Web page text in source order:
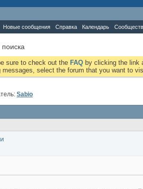
Новые сообщения Справка Календарь
поиска
sure to check out the FAQ by clicking the link
messages, select the forum that you want to
Sabio